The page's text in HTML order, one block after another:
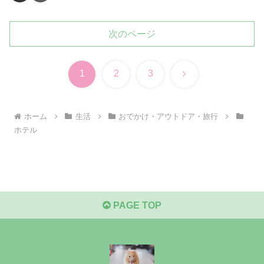
次のページ
1 2 3 次
ホーム 生活
おでかけ・アウトドア・旅行
ホテル
PAGE TOP